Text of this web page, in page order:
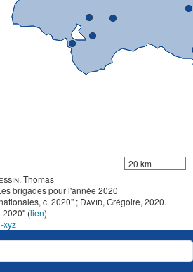
20 km
, Thomas
brigades pour l'année 2020
c. 2020" ; David, Grégoire, 2020.
2020" (lien)
xyz